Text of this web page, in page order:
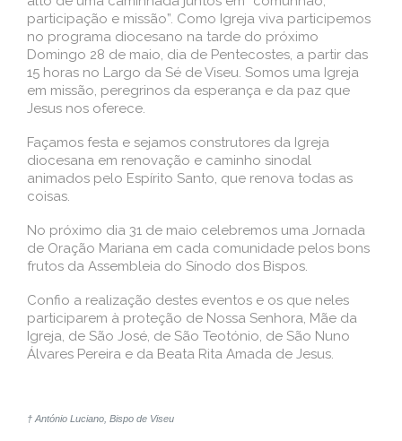
participação e missão”. Como Igreja viva participemos
no programa diocesano na tarde do próximo
Domingo 28 de maio, dia de Pentecostes, a partir das
15 horas no Largo da Sé de Viseu. Somos uma Igreja
em missão, peregrinos da esperança e da paz que
Jesus nos oferece.
Façamos festa e sejamos construtores da Igreja
diocesana em renovação e caminho sinodal
animados pelo Espírito Santo, que renova todas as
coisas.
No próximo dia 31 de maio celebremos uma Jornada
de Oração Mariana em cada comunidade pelos bons
frutos da Assembleia do Sínodo dos Bispos.
Confio a realização destes eventos e os que neles
participarem à proteção de Nossa Senhora, Mãe da
Igreja, de São José, de São Teotónio, de São Nuno
Álvares Pereira e da Beata Rita Amada de Jesus.
† António Luciano, Bispo de Viseu